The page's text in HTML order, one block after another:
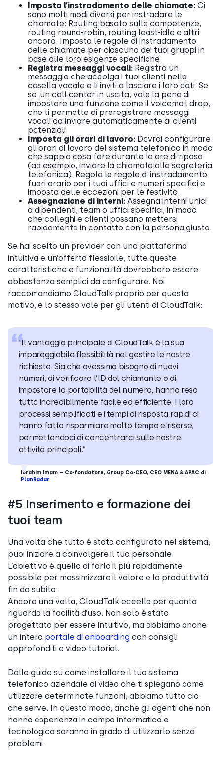
Imposta l’instradamento delle chiamate: Ci
sono molti modi diversi per instradare le
chiamate: Routing basato sulle competenze,
routing round-robin, routing least-idle e altri
ancora. Imposta le regole di instradamento
delle chiamate per ciascuno dei tuoi gruppi in
base alle loro esigenze specifiche.
Registra messaggi vocali: Registra un
messaggio che accolga i tuoi clienti nella
casella vocale e li inviti a lasciare i loro dati. Se
sei un call center in uscita, vale la pena di
impostare una funzione come il voicemail drop,
che ti permette di preregistrare messaggi
vocali da inviare automaticamente ai clienti
potenziali.
Imposta gli orari di lavoro: Dovrai configurare
gli orari di lavoro del sistema telefonico in modo
che sappia cosa fare durante le ore di riposo
(ad esempio, inviare la chiamata alla segreteria
telefonica). Regola le regole di instradamento
fuori orario per i tuoi uffici e numeri specifici e
imposta delle eccezioni per le festività.
Assegnazione di interni: Assegna interni unici
a dipendenti, team o uffici specifici, in modo
che colleghi e clienti possano mettersi
rapidamente in contatto con la persona giusta.
Se hai scelto un provider con una piattaforma
intuitiva e un’offerta flessibile, tutte queste
caratteristiche e funzionalità dovrebbero essere
abbastanza semplici da configurare. Noi
raccomandiamo CloudTalk proprio per questo
motivo, e lo stesso vale per gli utenti di CloudTalk:
“Il vantaggio principale di CloudTalk è la sua
impareggiabile flessibilità nel gestire le nostre
richieste. Sia che avessimo bisogno di nuovi
numeri, di verificare l’ID del chiamante o di
impostare la portabilità del numero, hanno reso
tutto incredibilmente facile ed efficiente. I loro
processi semplificati e i tempi di risposta rapidi ci
hanno fatto risparmiare molto tempo e risorse,
permettendoci di concentrarci sulle nostre
attività principali.”
Ibrahim Imam – Co-fondatore, Group Co-CEO, CEO MENA & APAC di
PlanRadar
#5 Inserimento e formazione dei
tuoi team
Una volta che tutto è stato configurato nel sistema,
puoi iniziare a coinvolgere il tuo personale.
L’obiettivo è quello di farlo il più rapidamente
possibile per massimizzare il valore e la produttività
fin da subito.
Ancora una volta, CloudTalk eccelle per quanto
riguarda la facilità d’uso. Non solo è stato
progettato per essere intuitivo, ma abbiamo anche
un intero portale di onboarding con consigli
approfonditi e video tutorial.
Dalle guide su come installare il tuo sistema
telefonico aziendale ai video che ti spiegano come
utilizzare determinate funzioni, abbiamo tutto ciò
che serve. In questo modo, anche gli agenti che non
hanno esperienza in campo informatico e
tecnologico saranno in grado di utilizzarlo senza
problemi.